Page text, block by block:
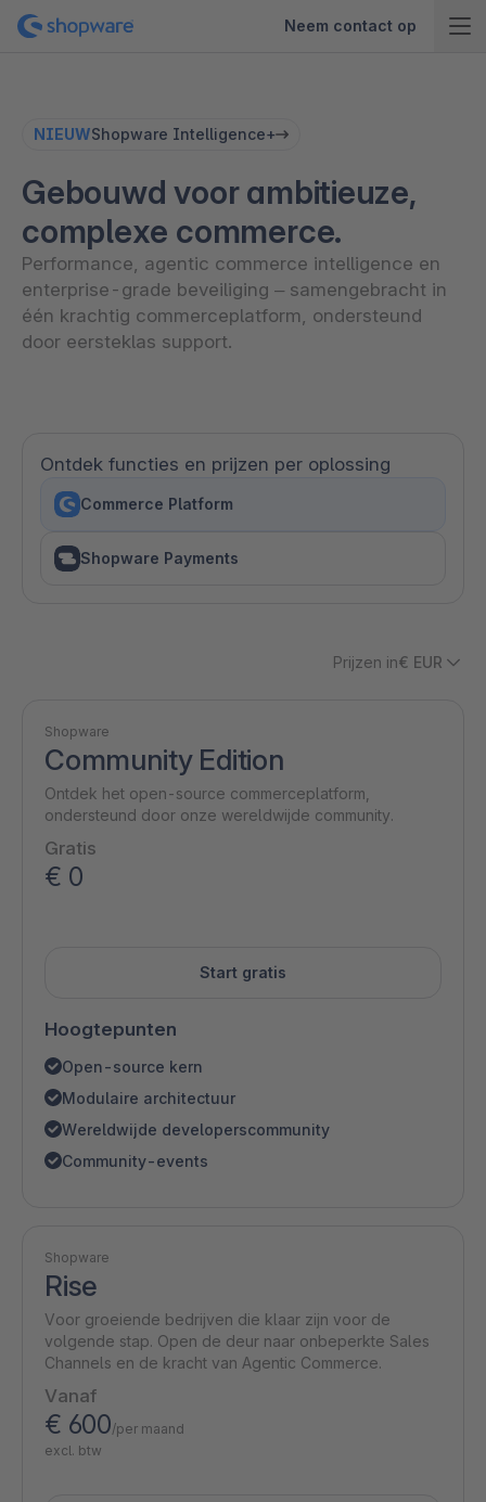
Neem contact op
NIEUWShopware Intelligence+
Gebouwd voor ambitieuze,
complexe commerce.
Performance, agentic commerce intelligence en
enterprise-grade beveiliging – samengebracht in
één krachtig commerceplatform, ondersteund
door eersteklas support.
Ontdek functies en prijzen per oplossing
Commerce Platform
Shopware Payments
Prijzen in€ EUR
Shopware
Community Edition
Ontdek het open-source commerceplatform,
ondersteund door onze wereldwijde community.
Gratis
€ 0
Start gratis
Hoogtepunten
Open-source kern
Modulaire architectuur
Wereldwijde developerscommunity
Community-events
Shopware
Rise
Voor groeiende bedrijven die klaar zijn voor de
volgende stap. Open de deur naar onbeperkte Sales
Channels en de kracht van Agentic Commerce.
Vanaf
€ 600/per maand
excl. btw